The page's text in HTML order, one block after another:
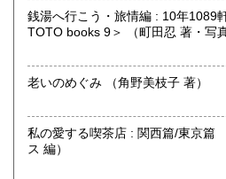
沿線名：-
最寄駅：-
営業時間：事務所(無店舗)、事務
定期OPEN
定休日：古本屋として店舗営業はし
書籍の買取について
https://www.kuragebunko.com/
にお問合せ下さい。
銭湯へ行こう・旅情編 : 10年1089
TOTO books 9＞ （町田忍 著・写
老いのめぐみ （角野美枝子 著）
私の愛する喫茶店 : 関西篇/東京篇 2冊一括 （
ス 編）